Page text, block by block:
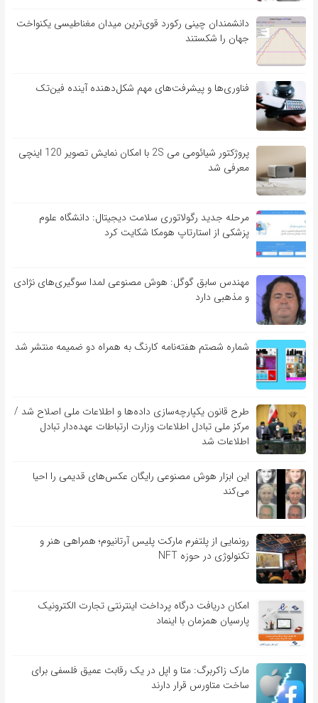
دانشمندان چینی رکورد قوی‌ترین میدان مغناطیسی یکنواخت
جهان را شکستند
فناوری‌ها و پیشرفت‌های مهم شکل‌دهنده آینده فین‌تک
پروژکتور شیائومی می 2S با امکان نمایش تصویر 120 اینچی
معرفی شد
مرحله جدید رگولاتوری سلامت دیجیتال: دانشگاه علوم
پزشکی از استارتاپ هومکا شکایت کرد
مهندس سابق گوگل: هوش مصنوعی لمدا سوگیری‌های نژادی
و مذهبی دارد
شماره شصتم هفته‌نامه کارنگ به همراه دو ضمیمه منتشر شد
طرح قانون یکپارچه‌سازی داده‌ها و اطلاعات ملی اصلاح شد /
مرکز ملی تبادل اطلاعات وزارت ارتباطات عهده‌دار تبادل
اطلاعات شد
این ابزار هوش مصنوعی رایگان عکس‌های قدیمی را احیا
می‌کند
رونمایی از پلتفرم مارکت پلیس آرتانیوم؛ همراهی هنر و
تکنولوژی در حوزه NFT
امکان دریافت درگاه پرداخت اینترنتی تجارت الکترونیک
پارسیان همزمان با اینماد
مارک زاکربرگ: متا و اپل در یک رقابت عمیق فلسفی برای
ساخت متاورس قرار دارند